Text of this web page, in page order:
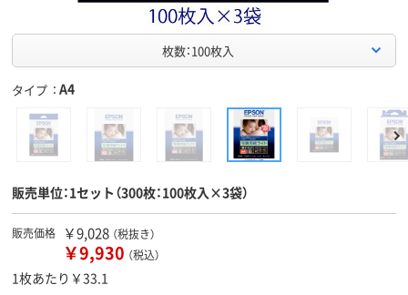
枚数：100枚入
タイプ A4
販売単位：1セット（300枚：100枚入×3袋）
販売価格 ￥9,028 （税抜き）
￥9,930 （税込）
1枚あたり￥33.1